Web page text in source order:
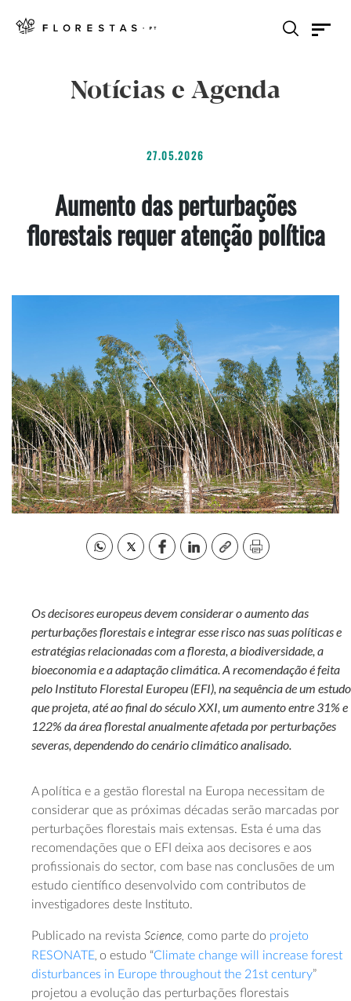
Notícias e Agenda
27.05.2026
Aumento das perturbações
florestais requer atenção política
Os decisores europeus devem considerar o aumento das
perturbações florestais e integrar esse risco nas suas políticas e
estratégias relacionadas com a floresta, a biodiversidade, a
bioeconomia e a adaptação climática. A recomendação é feita
pelo Instituto Florestal Europeu (EFI), na sequência de um estudo
que projeta, até ao final do século XXI, um aumento entre 31% e
122% da área florestal anualmente afetada por perturbações
severas, dependendo do cenário climático analisado.
A política e a gestão florestal na Europa necessitam de
considerar que as próximas décadas serão marcadas por
perturbações florestais mais extensas. Esta é uma das
recomendações que o EFI deixa aos decisores e aos
profissionais do sector, com base nas conclusões de um
estudo científico desenvolvido com contributos de
investigadores deste Instituto.
Publicado na revista Science, como parte do projeto
RESONATE, o estudo “Climate change will increase forest
disturbances in Europe throughout the 21st century”
projetou a evolução das perturbações florestais